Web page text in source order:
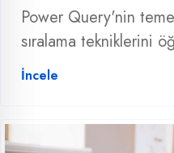
Power Query'nin
sıralama tekniklerini
İncele